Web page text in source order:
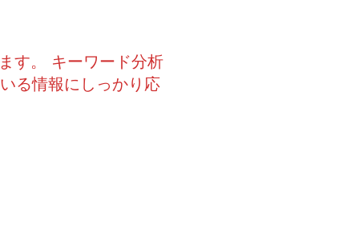
す。 キーワード分析
る情報にしっかり応